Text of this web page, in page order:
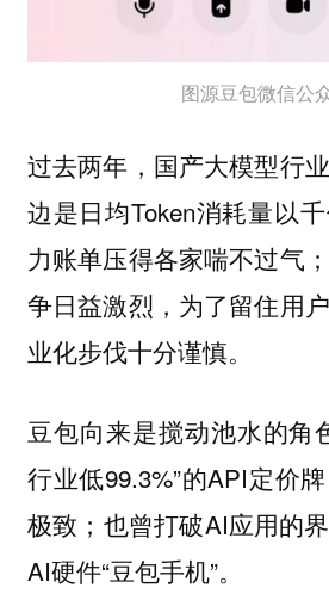
图源豆包微信公
过去两年，国产大模型行
边是日均Token消耗量以
力账单压得各家喘不过气
争日益激烈，为了留住用
业化步伐十分谨慎。
豆包向来是搅动池水的角
行业低99.3%”的API定价
极致；也曾打破AI应用的
AI硬件“豆包手机”。